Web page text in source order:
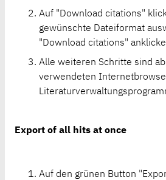
Auf "Download citations"
gewünschte Dateiformat
"Download citations"
Alle weiteren Schritte sind
verwendeten
Export of all hits at once
Auf den grünen Button